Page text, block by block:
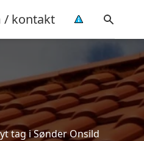
/ kontakt
tag i Sønder Onsild